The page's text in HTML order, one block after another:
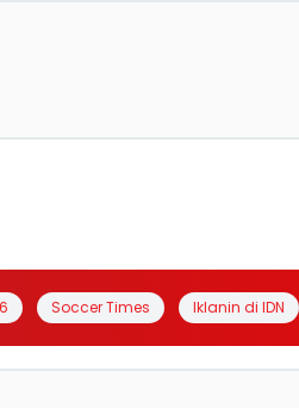
Soccer Times Iklanin di IDN